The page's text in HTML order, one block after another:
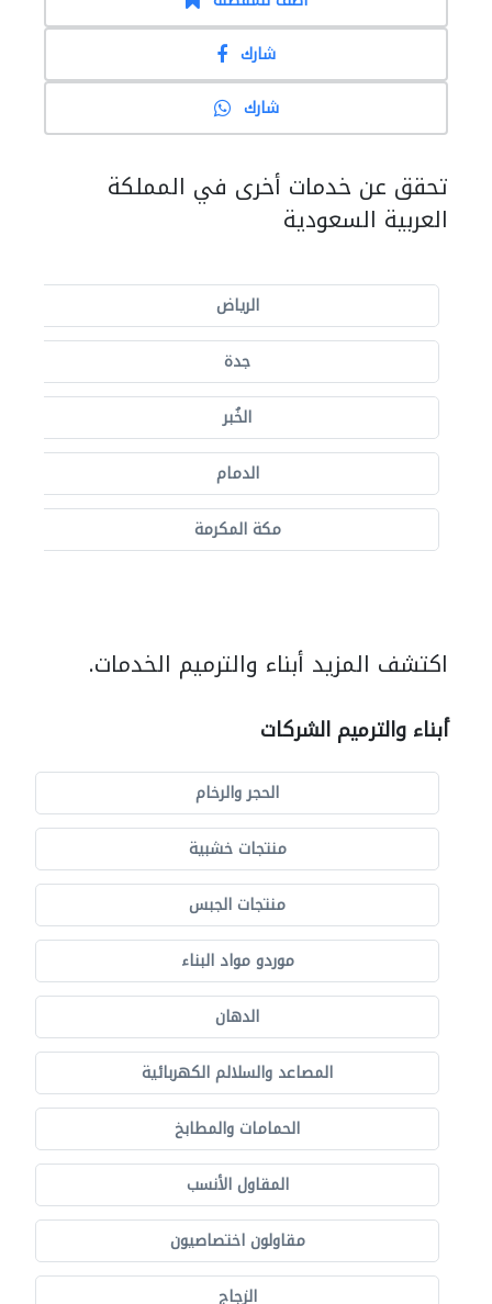
شارك
شارك
تحقق عن خدمات أخرى في المملكة
العربية السعودية
الرياض
جدة
الخُبر
الدمام
مكة المكرمة
اكتشف المزيد أبناء والترميم الخدمات.
أبناء والترميم الشركات
الحجر والرخام
منتجات خشبية
منتجات الجبس
موردو مواد البناء
الدهان
المصاعد والسلالم الكهربائية
الحمامات والمطابخ
المقاول الأنسب
مقاولون اختصاصيون
الزجاج